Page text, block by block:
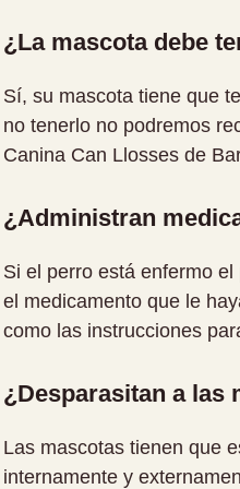
¿La mascota debe
Sí, su mascota tiene que
no tenerlo no podremos
Canina Can Llosses de
¿Administran
Si el perro está enfermo
el medicamento que le
como las instrucciones
¿Desparasitan a las
Las mascotas tienen que
internamente y